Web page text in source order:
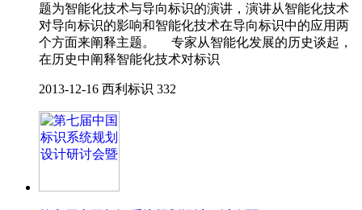
题为智能化技术与导向标识的演讲，演讲从智能化技术
对导向标识的影响和智能化技术在导向标识中的应用两
个方面来阐释主题。 专家从智能化发展的历史谈起，
在历史中阐释智能化技术对标识
2013-12-16 西利标识 332